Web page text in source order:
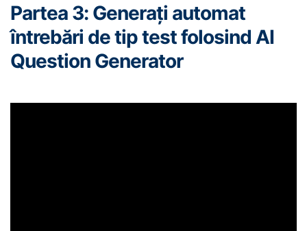
Partea 3: Generați automat
întrebări de tip test folosind AI
Question Generator